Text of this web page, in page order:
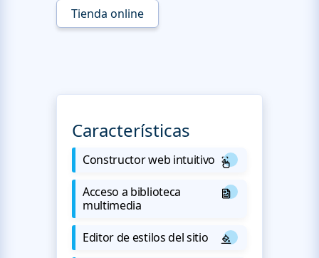
Tienda online
Características
Constructor web intuitivo
Acceso a biblioteca
multimedia
Editor de estilos del sitio